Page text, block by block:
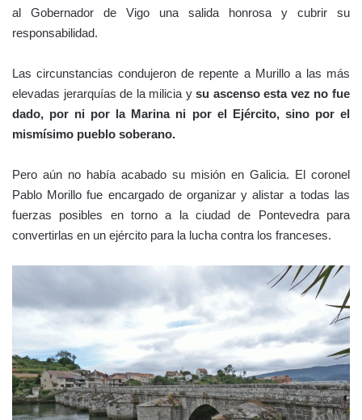
al Gobernador de Vigo una salida honrosa y cubrir su
responsabilidad.
Las circunstancias condujeron de repente a Murillo a las más
elevadas jerarquías de la milicia ysu ascenso esta vez no fue
dado, por ni por la Marina ni por el Ejército, sino por el
mismísimo pueblo soberano.
Pero aún no había acabado su misión en Galicia. El coronel
Pablo Morillo fue encargado de organizar y alistar a todas las
fuerzas posibles en torno a la ciudad de Pontevedra para
convertirlas en un ejército para la lucha contra los franceses.